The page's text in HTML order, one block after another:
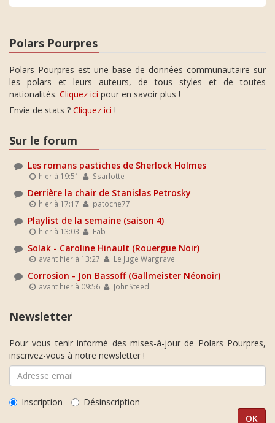
Polars Pourpres
Polars Pourpres est une base de données communautaire sur
les polars et leurs auteurs, de tous styles et de toutes
nationalités. Cliquez ici pour en savoir plus !
Envie de stats ? Cliquez ici !
Sur le forum
Les romans pastiches de Sherlock Holmes
hier à 19:51 Ssarlotte
Derrière la chair de Stanislas Petrosky
hier à 17:17 patoche77
Playlist de la semaine (saison 4)
hier à 13:03 Fab
Solak - Caroline Hinault (Rouergue Noir)
avant hier à 13:27 Le Juge Wargrave
Corrosion - Jon Bassoff (Gallmeister Néonoir)
avant hier à 09:56 JohnSteed
Newsletter
Pour vous tenir informé des mises-à-jour de Polars Pourpres,
inscrivez-vous à notre newsletter !
Inscription Désinscription